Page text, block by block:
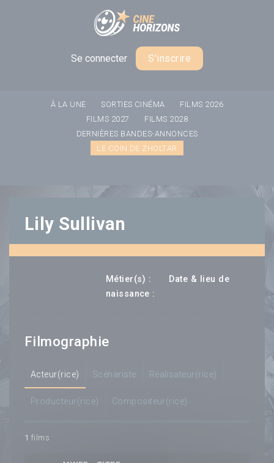
Se connecter S'inscrire
À LA UNE SORTIES CINÉMA
FILMS 2026
FILMS 2027
FILMS 2028
DERNIÈRES BANDES-ANNONCES
LE COIN DE ZHOLTAR
Lily Sullivan
Métier(s) :
Date & lieu de
naissance :
Filmographie
Acteur(rice) Scénariste Réalisateur(rice)
Producteur(rice) Compositeur(rice)
1 films
Panneau de gestion des cookies